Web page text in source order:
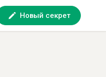
Новый секрет